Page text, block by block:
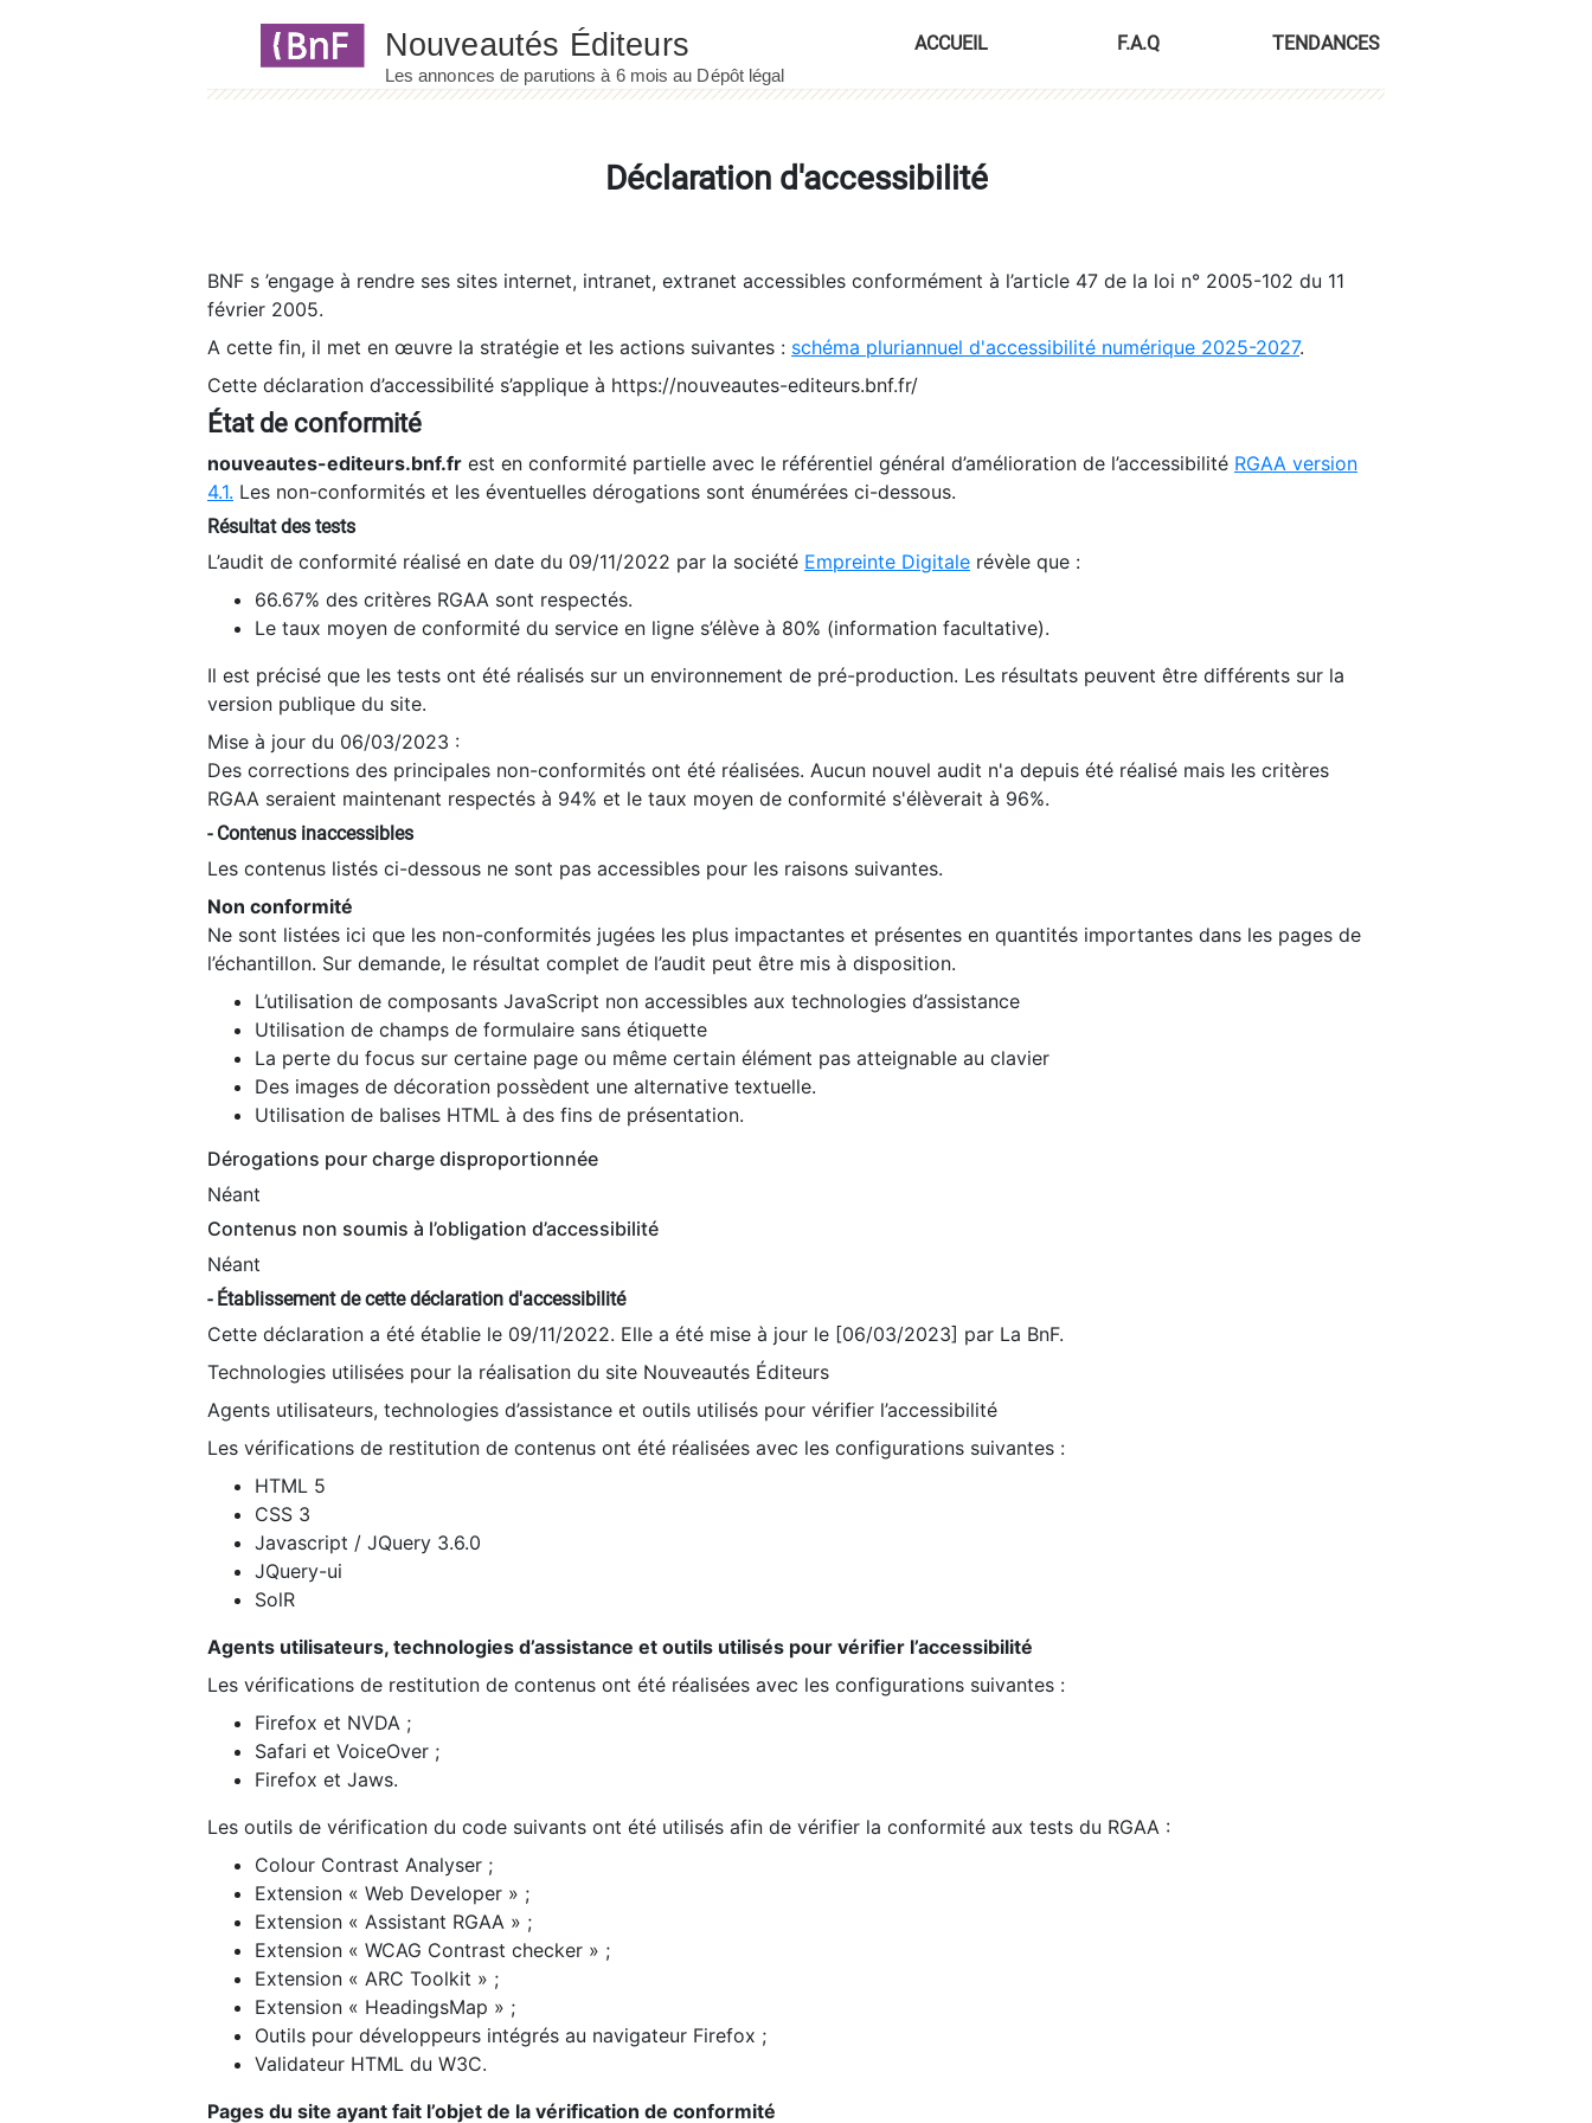
ACCUEIL F.A.Q TENDANCES
Déclaration d'accessibilité
BNF s ’engage à rendre ses sites internet, intranet, extranet accessibles conformément à l’article 47 de la loi n° 2005-102 du 11
février 2005.
A cette fin, il met en œuvre la stratégie et les actions suivantes : schéma pluriannuel d'accessibilité numérique 2025-2027.
Cette déclaration d’accessibilité s’applique à https://nouveautes-editeurs.bnf.fr/
État de conformité
nouveautes-editeurs.bnf.fr est en conformité partielle avec le référentiel général d’amélioration de l’accessibilité RGAA version
4.1. Les non-conformités et les éventuelles dérogations sont énumérées ci-dessous.
Résultat des tests
L’audit de conformité réalisé en date du 09/11/2022 par la société Empreinte Digitale révèle que :
66.67% des critères RGAA sont respectés.
Le taux moyen de conformité du service en ligne s’élève à 80% (information facultative).
Il est précisé que les tests ont été réalisés sur un environnement de pré-production. Les résultats peuvent être différents sur la
version publique du site.
Mise à jour du 06/03/2023 :
Des corrections des principales non-conformités ont été réalisées. Aucun nouvel audit n'a depuis été réalisé mais les critères
RGAA seraient maintenant respectés à 94% et le taux moyen de conformité s'élèverait à 96%.
- Contenus inaccessibles
Les contenus listés ci-dessous ne sont pas accessibles pour les raisons suivantes.
Non conformité
Ne sont listées ici que les non-conformités jugées les plus impactantes et présentes en quantités importantes dans les pages de
l’échantillon. Sur demande, le résultat complet de l’audit peut être mis à disposition.
L’utilisation de composants JavaScript non accessibles aux technologies d’assistance
Utilisation de champs de formulaire sans étiquette
La perte du focus sur certaine page ou même certain élément pas atteignable au clavier
Des images de décoration possèdent une alternative textuelle.
Utilisation de balises HTML à des fins de présentation.
Dérogations pour charge disproportionnée
Néant
Contenus non soumis à l’obligation d’accessibilité
Néant
- Établissement de cette déclaration d'accessibilité
Cette déclaration a été établie le 09/11/2022. Elle a été mise à jour le [06/03/2023] par La BnF.
Technologies utilisées pour la réalisation du site Nouveautés Éditeurs
Agents utilisateurs, technologies d’assistance et outils utilisés pour vérifier l’accessibilité
Les vérifications de restitution de contenus ont été réalisées avec les configurations suivantes :
HTML 5
CSS 3
Javascript / JQuery 3.6.0
JQuery-ui
SolR
Agents utilisateurs, technologies d’assistance et outils utilisés pour vérifier l’accessibilité
Les vérifications de restitution de contenus ont été réalisées avec les configurations suivantes :
Firefox et NVDA ;
Safari et VoiceOver ;
Firefox et Jaws.
Les outils de vérification du code suivants ont été utilisés afin de vérifier la conformité aux tests du RGAA :
Colour Contrast Analyser ;
Extension « Web Developer » ;
Extension « Assistant RGAA » ;
Extension « WCAG Contrast checker » ;
Extension « ARC Toolkit » ;
Extension « HeadingsMap » ;
Outils pour développeurs intégrés au navigateur Firefox ;
Validateur HTML du W3C.
Pages du site ayant fait l’objet de la vérification de conformité